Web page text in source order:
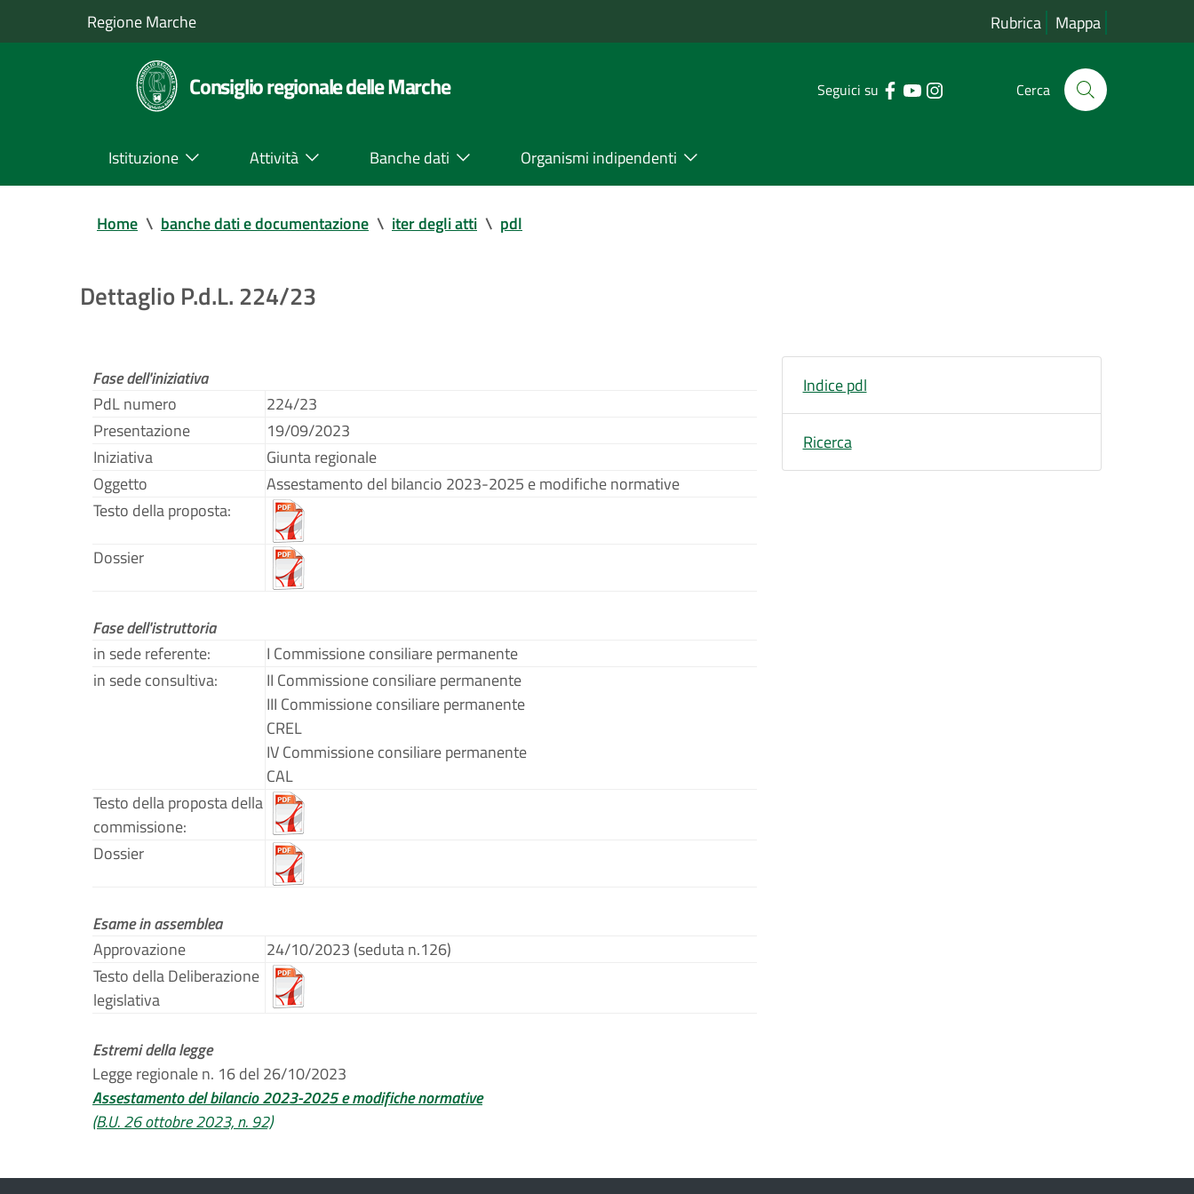
Regione Marche Rubrica Mappa
Consiglio regionale delle Marche Seguici su Cerca
Istituzione Attività Banche dati Organismi indipendenti
Home \ banche dati e documentazione \ iter degli atti \ pdl
Dettaglio P.d.L. 224/23
Fase dell'iniziativa
PdL numero
224/23
Presentazione
19/09/2023
Iniziativa
Giunta regionale
Oggetto
Assestamento del bilancio 2023-2025 e modifiche normative
Testo della proposta:
Dossier
Fase dell'istruttoria
in sede referente:
I Commissione consiliare permanente
in sede consultiva:
II Commissione consiliare permanente
III Commissione consiliare permanente
CREL
IV Commissione consiliare permanente
CAL
Testo della proposta della
commissione:
Dossier
Esame in assemblea
Approvazione
24/10/2023 (seduta n.126)
Testo della Deliberazione
legislativa
Estremi della legge
Legge regionale n. 16 del 26/10/2023
Assestamento del bilancio 2023-2025 e modifiche normative
(B.U. 26 ottobre 2023, n. 92)
Indice pdl
Ricerca